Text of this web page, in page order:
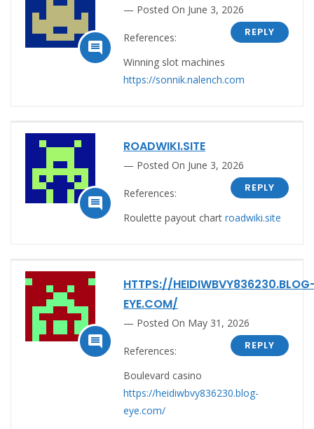

Posted On June 3, 2026
REPLY
References:
Winning slot machines
https://sonnik.nalench.com

ROADWIKI.SITE
Posted On June 3, 2026
REPLY
References:
Roulette payout chart roadwiki.site

HTTPS://
EYE.COM/
Posted On May 31, 2026
REPLY
References:
Boulevard casino
https://heidiwbvy836230.blog-
eye.com/